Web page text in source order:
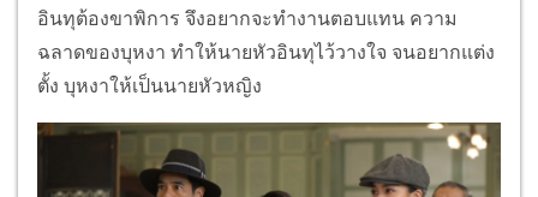
อินทุต้องขาพิการ จึงอยากจะทำงานตอบแทน ความ
ฉลาดของบุหงา ทำให้นายหัวอินทุไว้วางใจ จนอยากแต่ง
ตั้ง บุหงาให้เป็นนายหัวหญิง